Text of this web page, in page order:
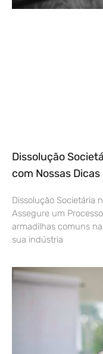
Dissolução
com Nossas Dicas
Dissolução Societária
Assegure um
armadilhas comuns
sua indústria